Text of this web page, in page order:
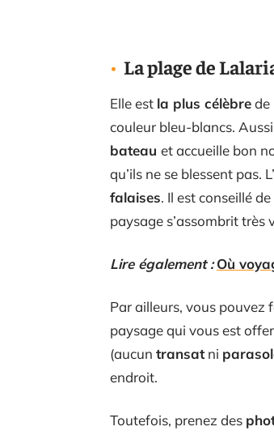
La plage de
Elle est la plus célèbrede
couleur bleu-blancs.
bateau et accueille bon
qu’ils ne se blessent pas.
falaises. Il est conseillé de
paysage s’assombrit très
Lire également : Où
Par ailleurs, vous pouvez
paysage qui vous est
(aucun transatni
endroit.
Toutefois, prenez des